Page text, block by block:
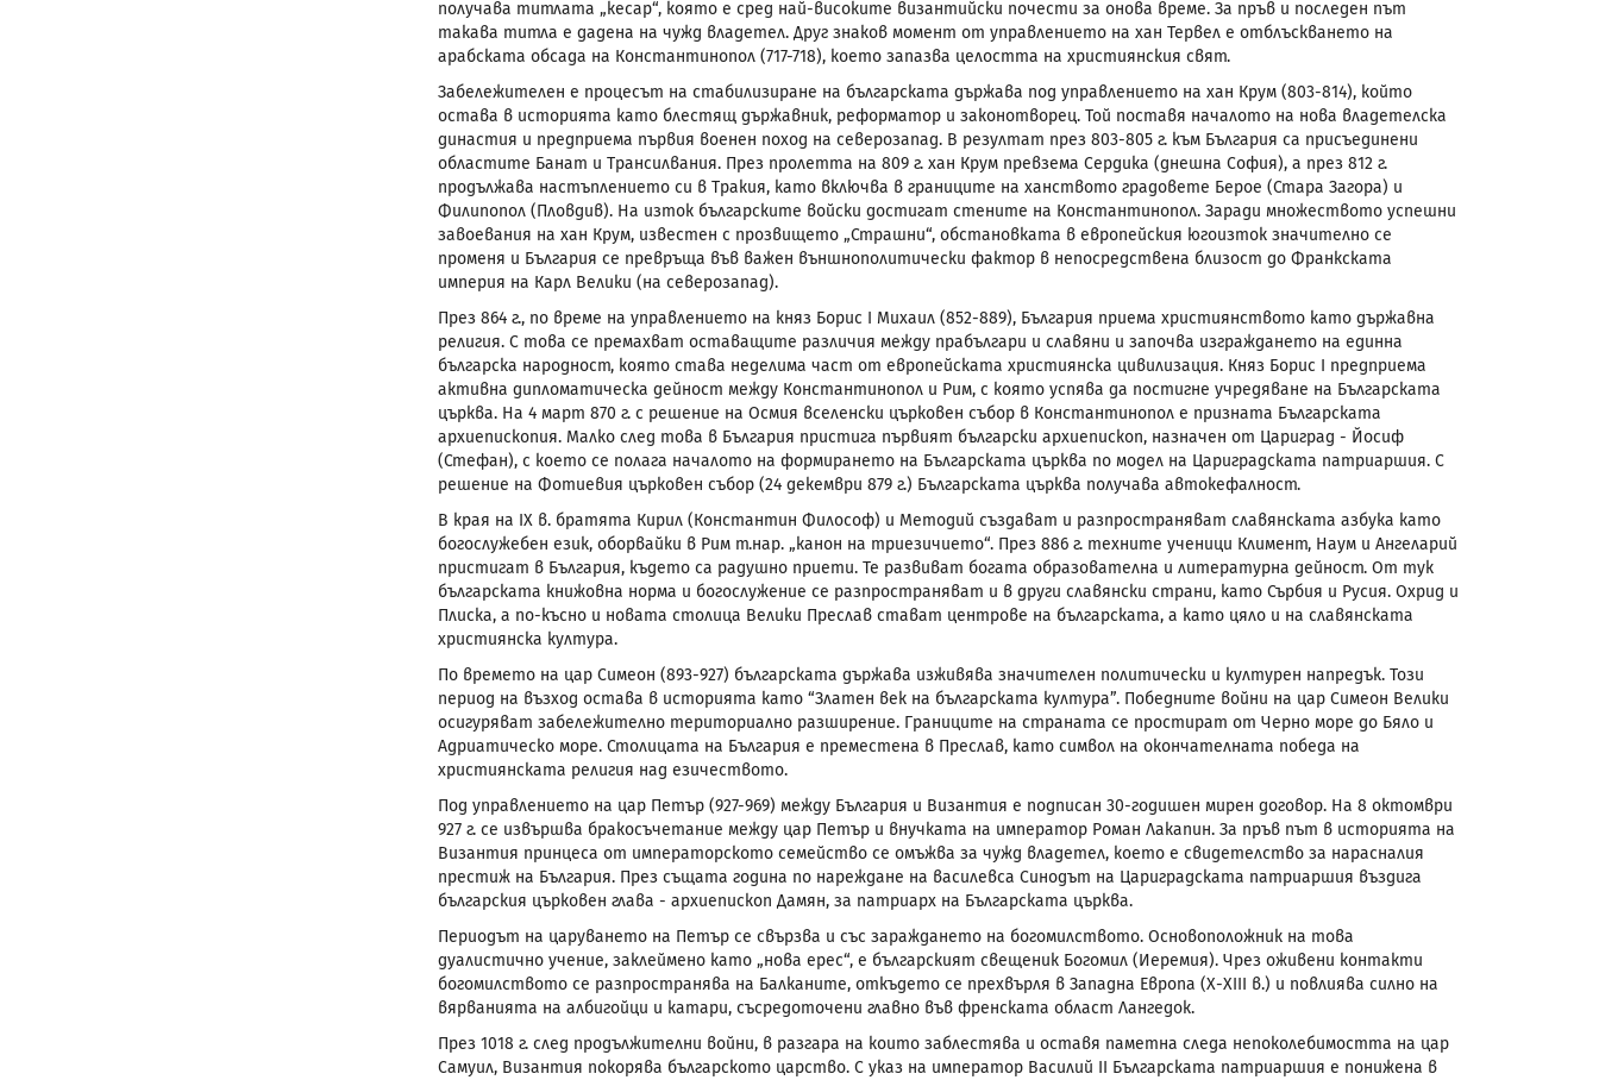
получава титлата „кесар“, която е сред най-високите византийски почести за онова време. За пръв и последен път
такава титла е дадена на чужд владетел. Друг знаков момент от управлението на хан Тервел е отблъскването на
арабската обсада на Константинопол (717-718), което запазва целостта на християнския свят.
Забележителен е процесът на стабилизиране на българската държава под управлението на хан Крум (803-814), който
остава в историята като блестящ държавник, реформатор и законотворец. Той поставя началото на нова владетелска
династия и предприема първия военен поход на северозапад. В резултат през 803-805 г. към България са присъединени
областите Банат и Трансилвания. През пролетта на 809 г. хан Крум превзема Сердика (днешна София), а през 812 г.
продължава настъплението си в Тракия, като включва в границите на ханството градовете Берое (Стара Загора) и
Филипопол (Пловдив). На изток българските войски достигат стените на Константинопол. Заради множеството успешни
завоевания на хан Крум, известен с прозвището „Страшни“, обстановката в европейския югоизток значително се
променя и България се превръща във важен външнополитически фактор в непосредствена близост до Франкската
империя на Карл Велики (на северозапад).
През 864 г., по време на управлението на княз Борис I Михаил (852-889), България приема християнството като държавна
религия. С това се премахват оставащите различия между прабългари и славяни и започва изграждането на единна
българска народност, която става неделима част от европейската християнска цивилизация. Княз Борис I предприема
активна дипломатическа дейност между Константинопол и Рим, с която успява да постигне учредяване на Българската
църква. На 4 март 870 г. с решение на Осмия вселенски църковен събор в Константинопол е призната Българската
архиепископия. Малко след това в България пристига първият български архиепископ, назначен от Цариград - Йосиф
(Стефан), с което се полага началото на формирането на Българската църква по модел на Цариградската патриаршия. С
решение на Фотиевия църковен събор (24 декември 879 г.) Българската църква получава автокефалност.
В края на ІХ в. братята Кирил (Константин Философ) и Методий създават и разпространяват славянската азбука като
богослужебен език, оборвайки в Рим т.нар. „канон на триезичието“. През 886 г. техните ученици Климент, Наум и Ангеларий
пристигат в България, където са радушно приети. Те развиват богата образователна и литературна дейност. От тук
българската книжовна норма и богослужение се разпространяват и в други славянски страни, като Сърбия и Русия. Охрид и
Плиска, а по-късно и новата столица Велики Преслав стават центрове на българската, а като цяло и на славянската
християнска култура.
По времето на цар Симеон (893-927) българската държава изживява значителен политически и културен напредък. Този
период на възход остава в историята като “Златен век на българската култура”. Победните войни на цар Симеон Велики
осигуряват забележително териториално разширение. Границите на страната се простират от Черно море до Бяло и
Адриатическо море. Столицата на България е преместена в Преслав, като символ на окончателната победа на
християнската религия над езичеството.
Под управлението на цар Петър (927-969) между България и Византия е подписан 30-годишен мирен договор. На 8 октомври
927 г. се извършва бракосъчетание между цар Петър и внучката на император Роман Лакапин. За пръв път в историята на
Византия принцеса от императорското семейство се омъжва за чужд владетел, което е свидетелство за нарасналия
престиж на България. През същата година по нареждане на василевса Синодът на Цариградската патриаршия въздига
българския църковен глава - архиепископ Дамян, за патриарх на Българската църква.
Периодът на царуването на Петър се свързва и със зараждането на богомилството. Основоположник на това
дуалистично учение, заклеймено като „нова ерес“, е българският свещеник Богомил (Иеремия). Чрез оживени контакти
богомилството се разпространява на Балканите, откъдето се прехвърля в Западна Европа (Х-XIII в.) и повлиява силно на
вярванията на албигойци и катари, съсредоточени главно във френската област Лангедок.
През 1018 г. след продължителни войни, в разгара на които заблестява и оставя паметна следа непоколебимостта на цар
Самуил, Византия покорява българското царство. С указ на император Василий II Българската патриаршия е понижена в